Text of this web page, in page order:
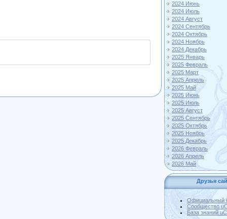
2024 Июнь
2024 Июль
2024 Август
2024 Сентябрь
2024 Октябрь
2024 Ноябрь
2024 Декабрь
2025 Январь
2025 Февраль
2025 Март
2025 Апрель
2025 Май
2025 Июнь
2025 Июль
2025 Август
2025 Сентябрь
2025 Октябрь
2025 Ноябрь
2025 Декабрь
2026 Февраль
2026 Апрель
2026 Май
Друзья
Официальный
Сообщество
База знаний